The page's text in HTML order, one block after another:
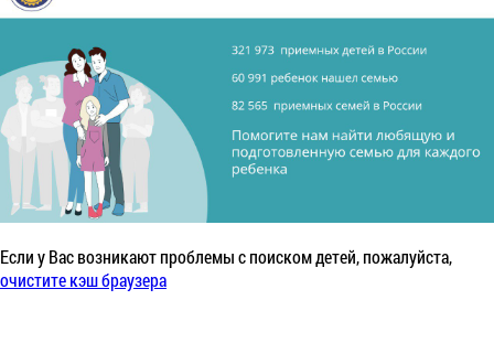
Если у Вас возникают проблемы с поиском детей, пожалуйста,
очистите кэш браузера